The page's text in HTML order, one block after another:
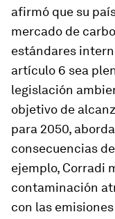
afirmó que su
mercado de
estándares
artículo 6 sea
legislación
objetivo de
para 2050,
consecuencias
ejemplo, Corradi
contaminación
con las